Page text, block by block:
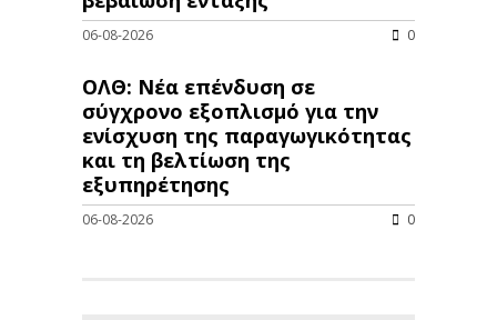
06-08-2026 0
ΟΛΘ: Νέα επένδυση σε
σύγχρονο εξοπλισμό για την
ενίσχυση της παραγωγικότητας
και τη βελτίωση της
εξυπηρέτησης
06-08-2026 0